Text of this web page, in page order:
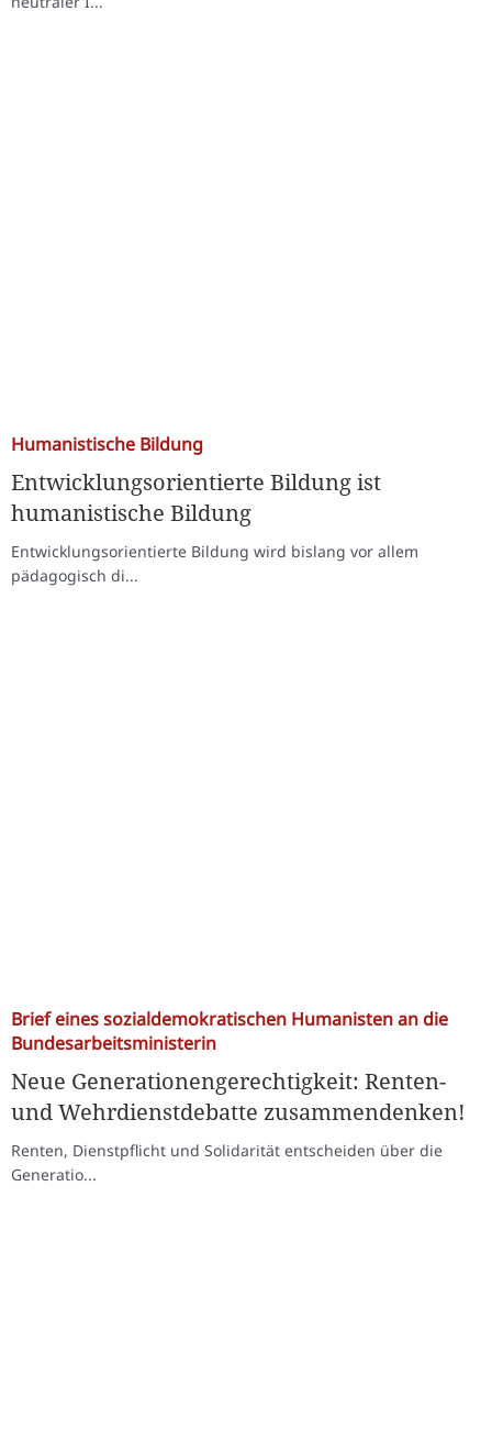
Humanistische Bildung
Entwicklungsorientierte Bildung ist
humanistische Bildung
Entwicklungsorientierte Bildung wird bislang vor allem
pädagogisch di...
Brief eines sozialdemokratischen Humanisten an die
Bundesarbeitsministerin
Neue Generationengerechtigkeit: Renten-
und Wehrdienstdebatte zusammendenken!
Renten, Dienstpflicht und Solidarität entscheiden über die
Generatio...